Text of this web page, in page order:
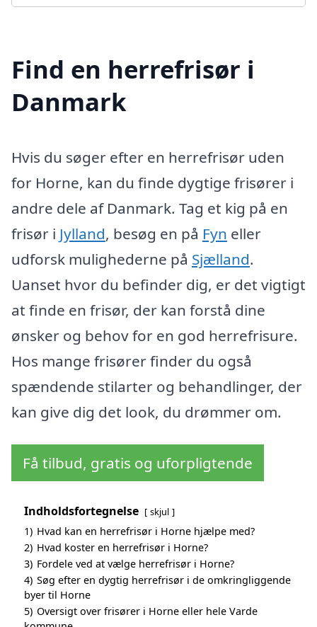
Find en herrefrisør i
Danmark
Hvis du søger efter en herrefrisør uden
for Horne, kan du finde dygtige frisører i
andre dele af Danmark. Tag et kig på en
frisør i Jylland, besøg en på Fyn eller
udforsk mulighederne på Sjælland.
Uanset hvor du befinder dig, er det vigtigt
at finde en frisør, der kan forstå dine
ønsker og behov for en god herrefrisure.
Hos mange frisører finder du også
spændende stilarter og behandlinger, der
kan give dig det look, du drømmer om.
Få tilbud, gratis og uforpligtende
Indholdsfortegnelse skjul
1) Hvad kan en herrefrisør i Horne hjælpe med?
2) Hvad koster en herrefrisør i Horne?
3) Fordele ved at vælge herrefrisør i Horne?
4) Søg efter en dygtig herrefrisør i de omkringliggende
byer til Horne
5) Oversigt over frisører i Horne eller hele Varde